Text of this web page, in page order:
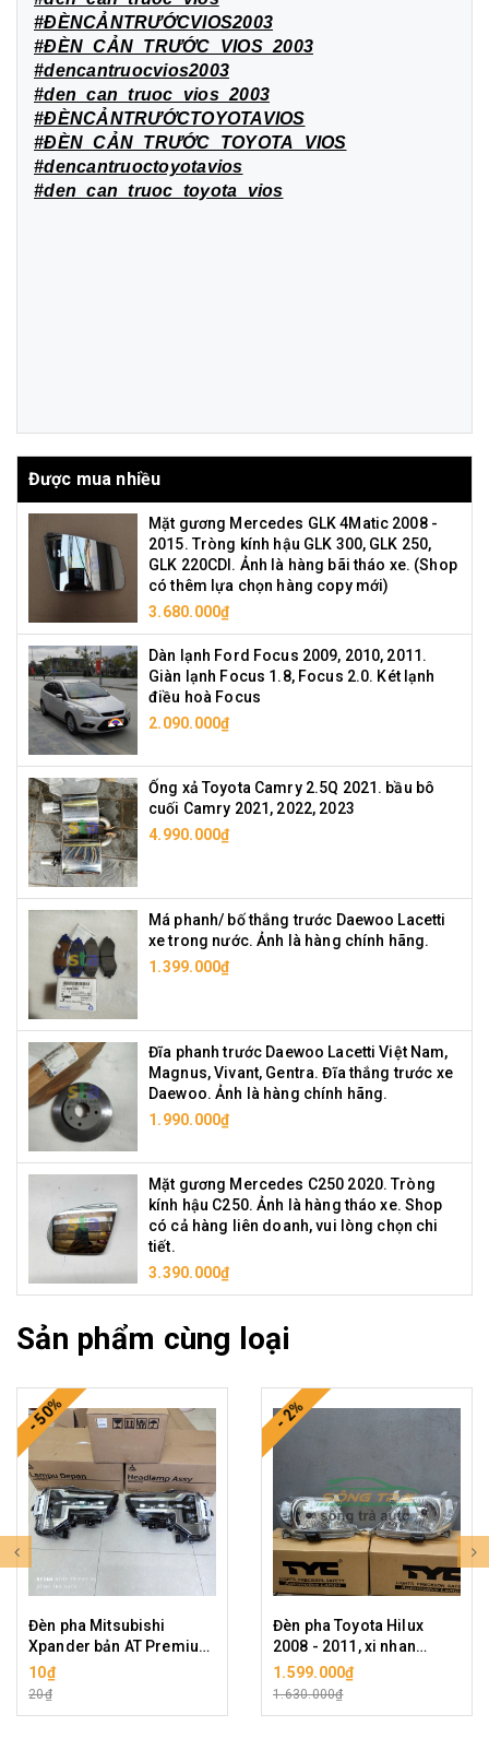
#ĐÈNCẢNTRƯỚCVIOS2003
#ĐÈN_CẢN_TRƯỚC_VIOS_2003
#dencantruocvios2003
#den_can_truoc_vios_2003
#ĐÈNCẢNTRƯỚCTOYOTAVIOS
#ĐÈN_CẢN_TRƯỚC_TOYOTA_VIOS
#dencantruoctoyotavios
#den_can_truoc_toyota_vios
Được mua nhiều
Mặt gương Mercedes GLK 4Matic 2008 -
2015. Tròng kính hậu GLK 300, GLK 250,
GLK 220CDI. Ảnh là hàng bãi tháo xe. (Shop
có thêm lựa chọn hàng copy mới)
3.680.000₫
Dàn lạnh Ford Focus 2009, 2010, 2011.
Giàn lạnh Focus 1.8, Focus 2.0. Két lạnh
điều hoà Focus
2.090.000₫
Ống xả Toyota Camry 2.5Q 2021. bầu bô
cuối Camry 2021, 2022, 2023
4.990.000₫
Má phanh/ bố thắng trước Daewoo Lacetti
xe trong nước. Ảnh là hàng chính hãng.
1.399.000₫
Đĩa phanh trước Daewoo Lacetti Việt Nam,
Magnus, Vivant, Gentra. Đĩa thắng trước xe
Daewoo. Ảnh là hàng chính hãng.
1.990.000₫
Mặt gương Mercedes C250 2020. Tròng
kính hậu C250. Ảnh là hàng tháo xe. Shop
có cả hàng liên doanh, vui lòng chọn chi
tiết.
3.390.000₫
Sản phẩm cùng loại
- 50%
Đèn pha Mitsubishi
Xpander bản AT Premium
2022-2025 LED
(Indonesia). Giá bán cho
10₫
20₫
- 2%
Đèn pha Toyota Hilux
2008 - 2011, xi nhan
trắng, hàng hiệu TYC cao
cấp
1.599.000₫
1.630.000₫